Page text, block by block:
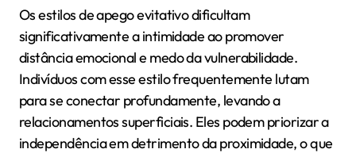
Os estilos de apego evitativo dificultam
significativamente a intimidade ao promover
distância emocional e medo da vulnerabilidade.
Indivíduos com esse estilo frequentemente lutam
para se conectar profundamente, levando a
relacionamentos superficiais. Eles podem priorizar a
independência em detrimento da proximidade, o que